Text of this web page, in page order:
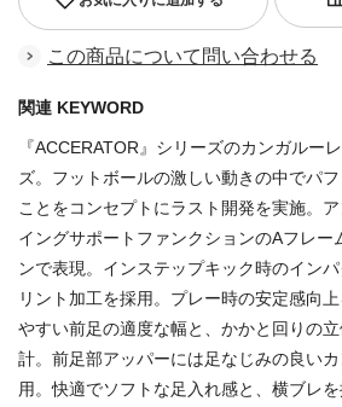
この商品について問い合わせる
関連 KEYWORD
『ACCERATOR』シリーズのカンガルー
ズ。フットボールの激しい動きの中でパ
ことをコンセプトにラスト開発を実施。
イングサポートファンクションのAフレー
ンで表現。インステップキック時のイン
リント加工を採用。プレー時の安定感向
やすい前足の適度な幅と、かかと回りの
計。前足部アッパーには足なじみの良い
用。快適でソフトな足入れ感と、横ブレ